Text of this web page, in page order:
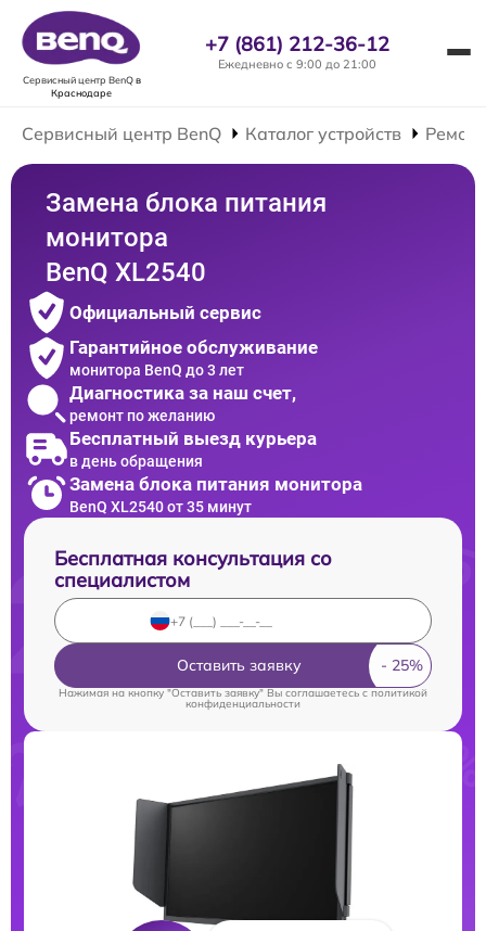
Сервисный центр BenQв
Краснодаре
+7 (861) 212-36-12
Ежедневно с 9:00 до 21:00
Сервисный центр BenQ Каталог устройств
Замена блока питания
монитора
BenQ XL2540
Официальный сервис
Гарантийное обслуживание
монитора BenQ до 3 лет
Диагностика за наш счет,
ремонт по желанию
Бесплатный выезд курьера
в день обращения
Замена блока питания монитора
BenQ XL2540 от 35 минут
Бесплатная консультация со
специалистом
Оставить заявку
Нажимая на кнопку "Оставить заявку" Вы соглашаетесь cполитикой
конфиденциальности